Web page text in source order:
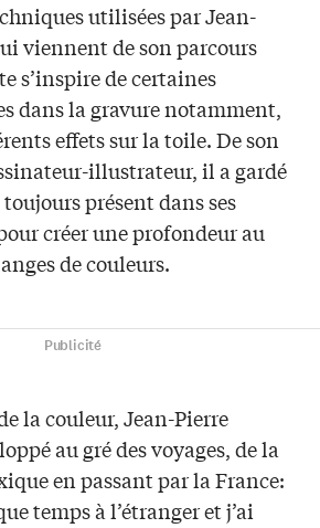
utilisées par Jean-
viennent de son parcours
s’inspire de certaines
dans la gravure notamment,
effets sur la toile. De son
illustrateur, il a gardé
présent dans ses
créer une profondeur au
de couleurs.
Publicité
la couleur, Jean-Pierre
au gré des voyages, de la
en passant par la France:
temps à l’étranger et j’ai